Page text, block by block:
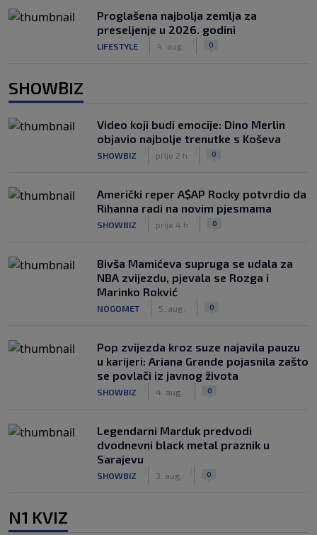
Proglašena najbolja zemlja za
preseljenje u 2026. godini
LIFESTYLE 4. aug. 0
SHOWBIZ
Video koji budi emocije: Dino Merlin
objavio najbolje trenutke s Koševa
SHOWBIZ prije 2 h 0
Američki reper A$AP Rocky potvrdio da
Rihanna radi na novim pjesmama
SHOWBIZ prije 4 h 0
Bivša Mamićeva supruga se udala za
NBA zvijezdu, pjevala se Rozga i
Marinko Rokvić
NOGOMET 5. aug. 0
Pop zvijezda kroz suze najavila pauzu
u karijeri: Ariana Grande pojasnila zašto
se povlači iz javnog života
SHOWBIZ 4. aug. 0
Legendarni Marduk predvodi
dvodnevni black metal praznik u
Sarajevu
SHOWBIZ 3. aug. 0
N1 KVIZ